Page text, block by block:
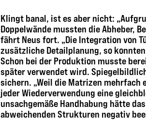
Klingt banal, ist es aber nicht:
Doppelwände mussten die Abheber,
fährt Neus fort. „Die Integration von
zusätzliche Detailplanung, so
Schon bei der Produktion musste
später verwendet wird.
sichern. „Weil die Matrizen
jeder Wiederverwendung eine
unsachgemäße Handhabung hätte
abweichenden Strukturen negativ